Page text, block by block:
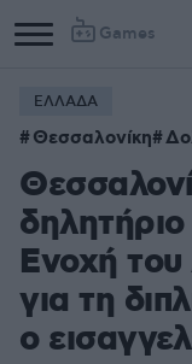
Games
ΕΛΛΑΔΑ
Θεσσαλονίκη
Ενοχή
για τη
ο